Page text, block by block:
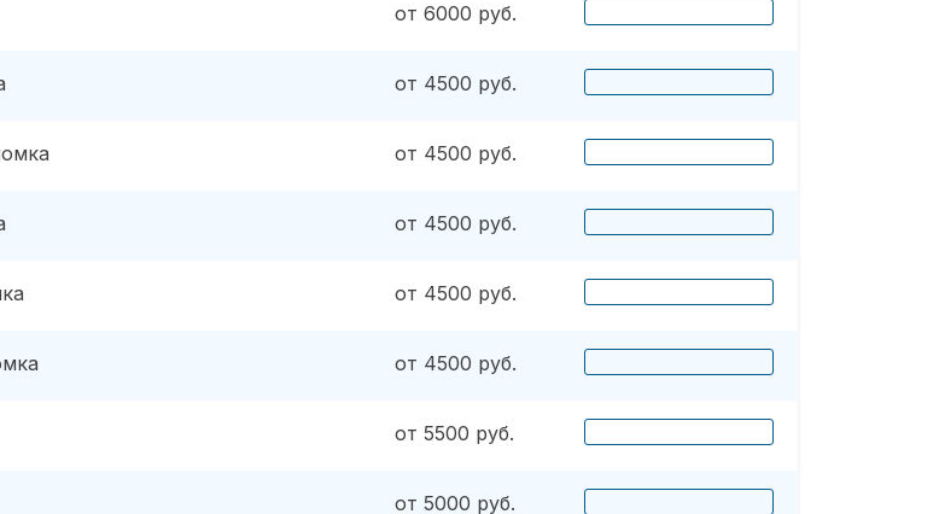
от 6000 руб.
от 4500 руб.
от 4500 руб.
от 4500 руб.
от 4500 руб.
от 4500 руб.
от 5500 руб.
от 5000 руб.